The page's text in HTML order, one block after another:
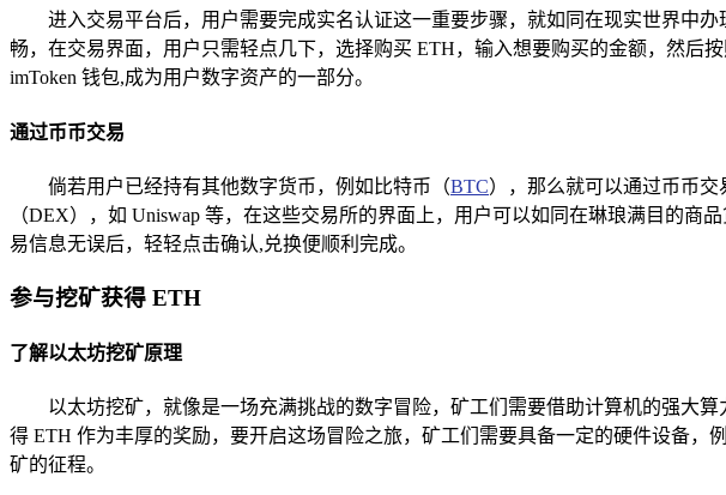
进入交易平台后，用户需要完成实名认证这一重要步骤，就如同在现实世界中
畅，在交易界面，用户只需轻点几下，选择购买 ETH，输入想要购买的金额，然后
imToken 钱包,成为用户数字资产的一部分。
通过币币交易
倘若用户已经持有其他数字货币，例如比特币（BTC），那么就可以通过币币
（DEX），如 Uniswap 等，在这些交易所的界面上，用户可以如同在琳琅满目的
易信息无误后，轻轻点击确认,兑换便顺利完成。
参与挖矿获得 ETH
了解以太坊挖矿原理
以太坊挖矿，就像是一场充满挑战的数字冒险，矿工们需要借助计算机的强大
得 ETH 作为丰厚的奖励，要开启这场冒险之旅，矿工们需要具备一定的硬件设备
矿的征程。